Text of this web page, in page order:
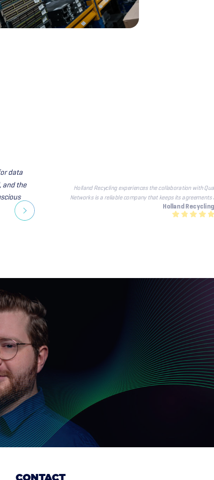
data
and the
Holland Recycling
Holland Recycling experiences the collaboration with
Networks is a reliable company that keeps its
CONTACT